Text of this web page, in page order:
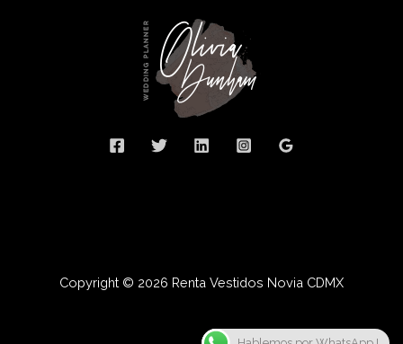
Copyright © 2026 Renta Vestidos Novia CDMX